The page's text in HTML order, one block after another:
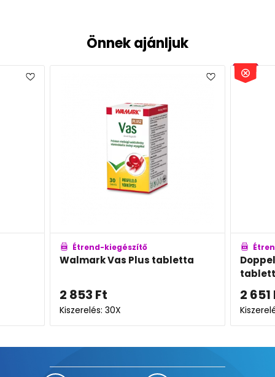
Önnek ajánljuk
Étrend-kiegészítő
Doppelherz Magnézium 400
2 651
Kiszerelés: 30X-60X